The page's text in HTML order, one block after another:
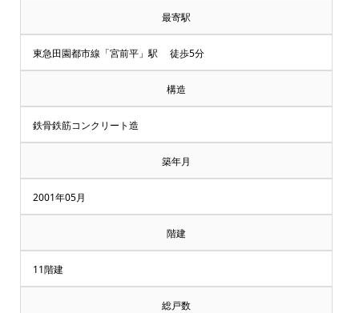
最寄駅
東急田園都市線「宮前平」駅 徒歩5分
構造
鉄骨鉄筋コンクリート造
築年月
2001年05月
階建
11階建
総戸数